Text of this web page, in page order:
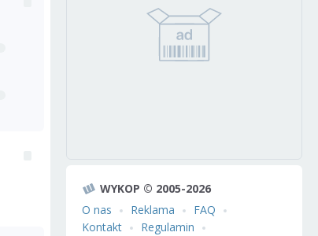
WYKOP © 2005-2026
O nas
Reklama
FAQ
Kontakt
Regulamin